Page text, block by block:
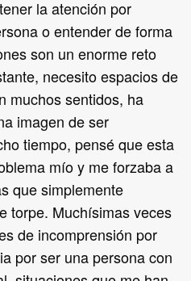
la atención por
o entender de forma
son un enorme reto
necesito espacios de
muchos sentidos, ha
imagen de ser
tiempo, pensé que esta
mío y me forzaba a
que simplemente
torpe. Muchísimas veces
de incomprensión por
por ser una persona con